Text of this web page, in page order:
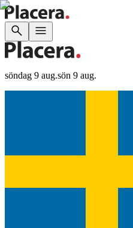
söndag 9 aug.sön 9 aug.